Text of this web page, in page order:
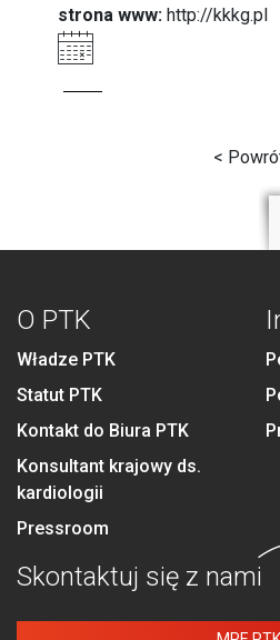
strona www: http://kkkg.pl
<
O PTK
Władze PTK
Statut PTK
Kontakt do Biura PTK
Konsultant krajowy ds.
kardiologii
Pressroom
Skontaktuj się z nami